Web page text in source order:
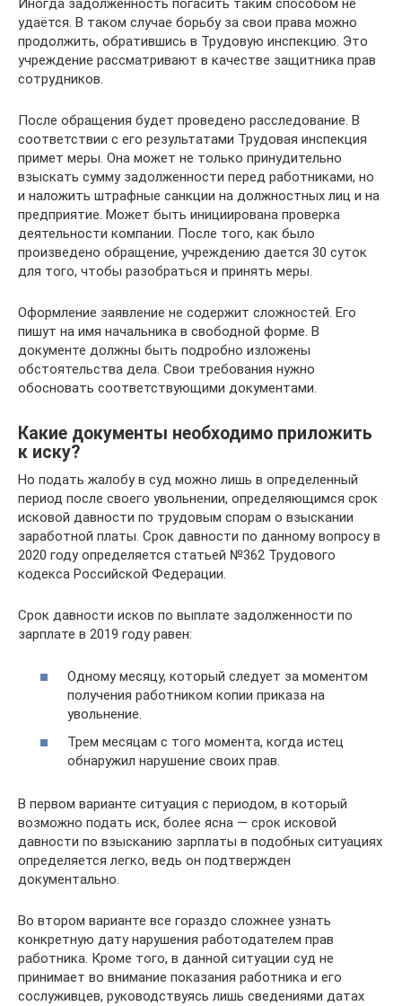
Иногда задолженность погасить таким способом не
удаётся. В таком случае борьбу за свои права можно
продолжить, обратившись в Трудовую инспекцию. Это
учреждение рассматривают в качестве защитника прав
сотрудников.
После обращения будет проведено расследование. В
соответствии с его результатами Трудовая инспекция
примет меры. Она может не только принудительно
взыскать сумму задолженности перед работниками, но
и наложить штрафные санкции на должностных лиц и на
предприятие. Может быть инициирована проверка
деятельности компании. После того, как было
произведено обращение, учреждению дается 30 суток
для того, чтобы разобраться и принять меры.
Оформление заявление не содержит сложностей. Его
пишут на имя начальника в свободной форме. В
документе должны быть подробно изложены
обстоятельства дела. Свои требования нужно
обосновать соответствующими документами.
Какие документы необходимо приложить
к иску?
Но подать жалобу в суд можно лишь в определенный
период после своего увольнении, определяющимся срок
исковой давности по трудовым спорам о взыскании
заработной платы. Срок давности по данному вопросу в
2020 году определяется статьей №362 Трудового
кодекса Российской Федерации.
Срок давности исков по выплате задолженности по
зарплате в 2019 году равен:
Одному месяцу, который следует за моментом
получения работником копии приказа на
увольнение.
Трем месяцам с того момента, когда истец
обнаружил нарушение своих прав.
В первом варианте ситуация с периодом, в который
возможно подать иск, более ясна — срок исковой
давности по взысканию зарплаты в подобных ситуациях
определяется легко, ведь он подтвержден
документально.
Во втором варианте все гораздо сложнее узнать
конкретную дату нарушения работодателем прав
работника. Кроме того, в данной ситуации суд не
принимает во внимание показания работника и его
сослуживцев, руководствуясь лишь сведениями датах